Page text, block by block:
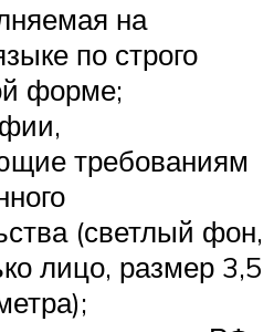
на
по строго
форме;
требованиям
(светлый фон,
лицо, размер 3,5